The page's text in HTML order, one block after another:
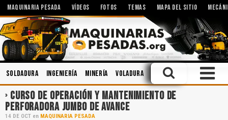
MAQUINARIA PESADA VÍDEOS FOTOS TEMAS MAPA DEL SITIO
Soldadura Ingeniería Minería Voladura Operación Caja de
CURSO DE OPERACIÓN Y MANTENIMIENTO DE
PERFORADORA JUMBO DE AVANCE
14 DE OCT en MAQUINARIA PESADA